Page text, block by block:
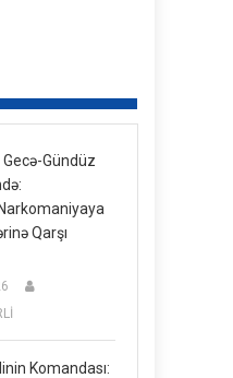
Gündüz
Qarşı
Komandası: